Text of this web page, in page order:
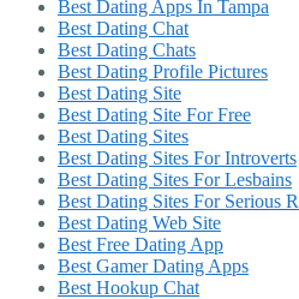
Best Dating Apps In Tampa
Best Dating Chat
Best Dating Chats
Best Dating Profile Pictures
Best Dating Site
Best Dating Site For Free
Best Dating Sites
Best Dating Sites For Introverts
Best Dating Sites For Lesbains
Best Dating Sites For Serious
Best Dating Web Site
Best Free Dating App
Best Gamer Dating Apps
Best Hookup Chat